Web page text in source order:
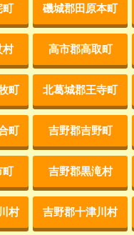
町 磯城郡田原本町
村 高市郡高取町
町 北葛城郡王寺町
町 吉野郡吉野町
町 吉野郡黒滝村
村 吉野郡十津川村